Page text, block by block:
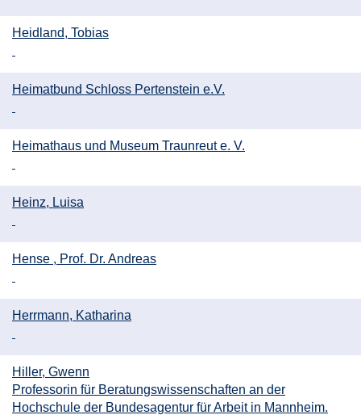
Heidland, Tobias
Heimatbund Schloss Pertenstein e.V.
Heimathaus und Museum Traunreut e. V.
Heinz, Luisa
Hense , Prof. Dr. Andreas
Herrmann, Katharina
Hiller, Gwenn
Professorin für Beratungswissenschaften an der
Hochschule der Bundesagentur für Arbeit in Mannheim.